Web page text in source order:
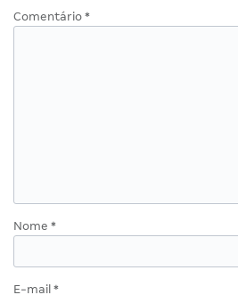
Comentário *
Nome *
E-mail *